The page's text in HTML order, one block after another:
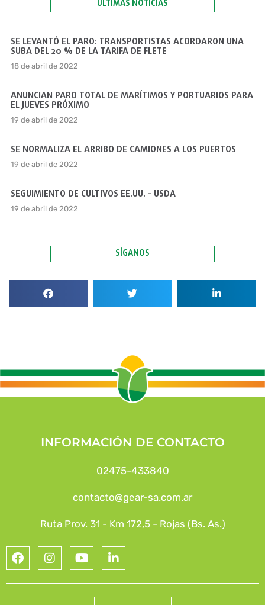
ÚLTIMAS NOTICIAS
SE LEVANTÓ EL PARO: TRANSPORTISTAS ACORDARON UNA
SUBA DEL 20 % DE LA TARIFA DE FLETE
18 de abril de 2022
ANUNCIAN PARO TOTAL DE MARÍTIMOS Y PORTUARIOS PARA
EL JUEVES PRÓXIMO
19 de abril de 2022
SE NORMALIZA EL ARRIBO DE CAMIONES A LOS PUERTOS
19 de abril de 2022
SEGUIMIENTO DE CULTIVOS EE.UU. – USDA
19 de abril de 2022
SÍGANOS
INFORMACIÓN DE CONTACTO
02475-433840
contacto@gear-sa.com.ar
Ruta Prov. 31 - Km 172,5 - Rojas (Bs. As.)